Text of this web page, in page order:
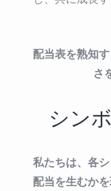
配当表を熟知
さ
シン
私たちは、各
配当を生むか